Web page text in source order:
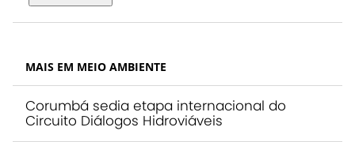
MAIS EM MEIO AMBIENTE
Corumbá sedia etapa internacional do
Circuito Diálogos Hidroviáveis